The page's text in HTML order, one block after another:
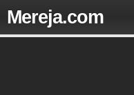
Mereja.com